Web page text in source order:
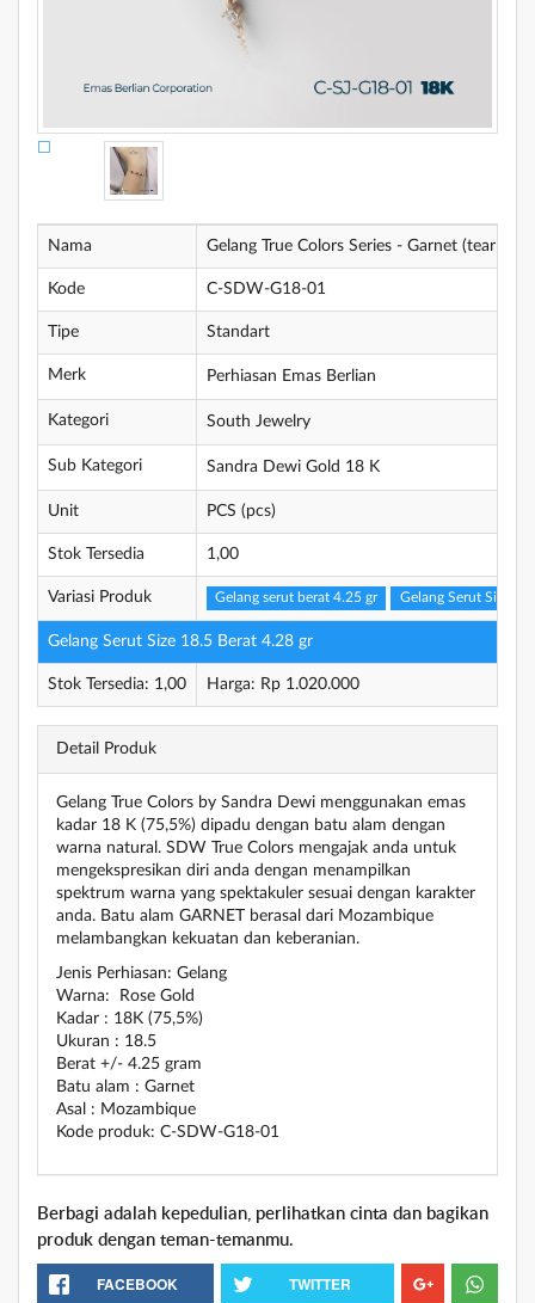
Nama Gelang True Colors Series - Garnet (tear
Kode C-SDW-G18-01
Tipe Standart
Merk Perhiasan Emas Berlian
Kategori South Jewelry
Sub Kategori Sandra Dewi Gold 18 K
Unit PCS (pcs)
Stok Tersedia 1,00
Variasi Produk Gelang serut berat 4.25 gr Gelang Serut Size
Gelang Serut Size 18.5 Berat 4.28 gr
Stok Tersedia: 1,00 Harga: Rp 1.020.000
Detail Produk
Gelang True Colors by Sandra Dewi menggunakan emas
kadar 18 K (75,5%) dipadu dengan batu alam dengan
warna natural. SDW True Colors mengajak anda untuk
mengekspresikan diri anda dengan menampilkan
spektrum warna yang spektakuler sesuai dengan karakter
anda. Batu alam GARNET berasal dari Mozambique
melambangkan kekuatan dan keberanian.
Jenis Perhiasan: Gelang
Warna: Rose Gold
Kadar : 18K (75,5%)
Ukuran : 18.5
Berat +/- 4.25 gram
Batu alam : Garnet
Asal : Mozambique
Kode produk: C-SDW-G18-01
Berbagi adalah kepedulian, perlihatkan cinta dan bagikan
produk dengan teman-temanmu.
FACEBOOK TWITTER